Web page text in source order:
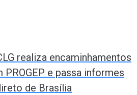
realiza encaminhamentos
e passa informes
de Brasília